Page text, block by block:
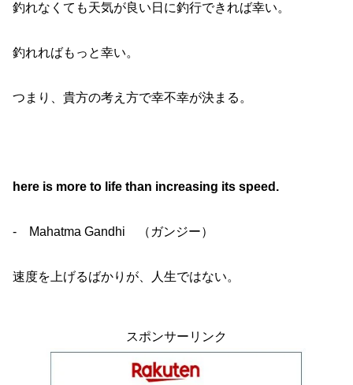
釣れなくても天気が良い日に釣行できれば幸い。
釣れればもっと幸い。
つまり、貴方の考え方で幸不幸が決まる。
here is more to life than increasing its speed.
- Mahatma Gandhi （ガンジー）
速度を上げるばかりが、人生ではない。
スポンサーリンク